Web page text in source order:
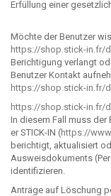
Erfüllung einer
Möchte der Benutzer
https://shop.stick-in.fr/
Berichtigung verlangt
Benutzer Kontakt
https://shop.stick-in.fr/
https://shop.stick-in.fr/
In diesem Fall muss der
er STICK-IN (https://
berichtigt, aktualisiert
Ausweisdokuments
identifizieren.
Anträge auf Löschung